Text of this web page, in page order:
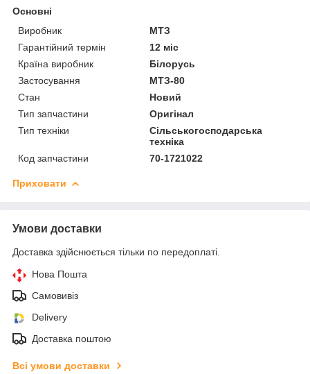
Основні
Виробник
МТЗ
Гарантійний термін
12 міс
Країна виробник
Білорусь
Застосування
МТЗ-80
Стан
Новий
Тип запчастини
Оригінал
Тип техніки
Сільськогосподарська
техніка
Код запчастини
70-1721022
Приховати
Умови доставки
Доставка здійснюється тільки по передоплаті.
Нова Пошта
Самовивіз
Delivery
Доставка поштою
Всі умови доставки